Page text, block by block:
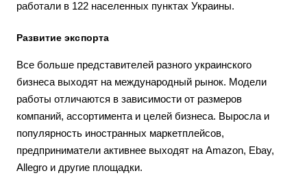
работали в 122 населенных пунктах Украины.
Развитие экспорта
Все больше представителей разного украинского
бизнеса выходят на международный рынок. Модели
работы отличаются в зависимости от размеров
компаний, ассортимента и целей бизнеса. Выросла и
популярность иностранных маркетплейсов,
предприниматели активнее выходят на Amazon, Ebay,
Allegro и другие площадки.